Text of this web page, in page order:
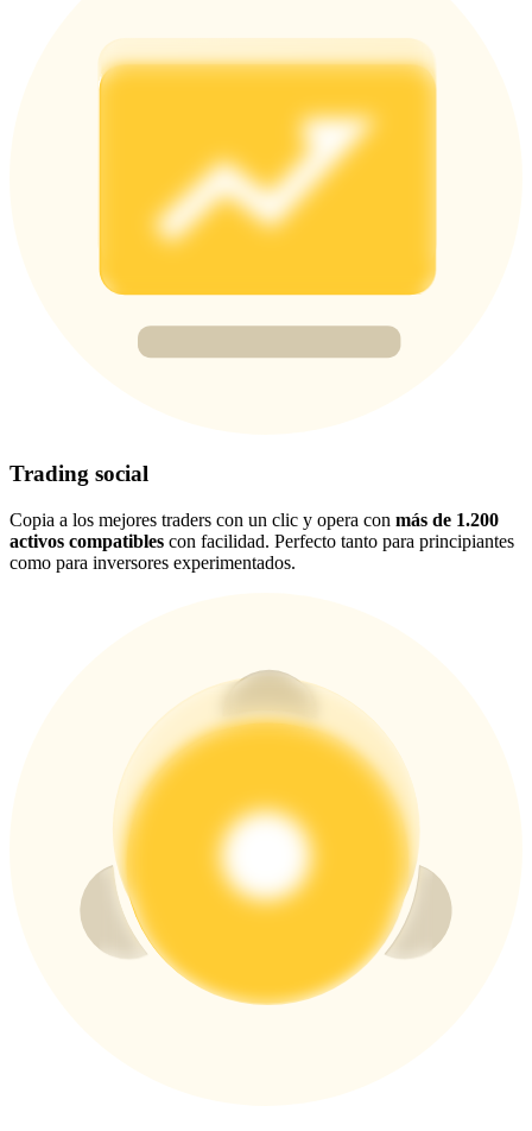
USDT New User Exclusive 10% APR
USDT Flexible Staking | Daily Rewards
Más eventos
Trading social
Copia a los mejores traders con un clic y opera con más de 1.200
activos compatibles con facilidad. Perfecto tanto para principiantes
como para inversores experimentados.